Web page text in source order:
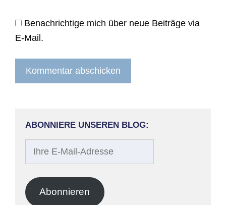
Benachrichtige mich über neue Beiträge via
E-Mail.
ABONNIERE UNSEREN BLOG:
Adresse
Abonnieren